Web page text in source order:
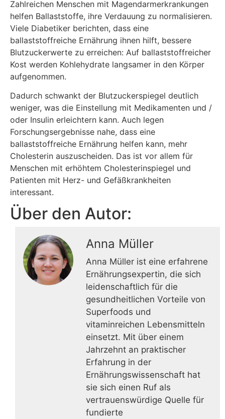
Zahlreichen Menschen mit Magendarmerkrankungen
helfen Ballaststoffe, ihre Verdauung zu normalisieren.
Viele Diabetiker berichten, dass eine
ballaststoffreiche Ernährung ihnen hilft, bessere
Blutzuckerwerte zu erreichen: Auf ballaststoffreicher
Kost werden Kohlehydrate langsamer in den Körper
aufgenommen.
Dadurch schwankt der Blutzuckerspiegel deutlich
weniger, was die Einstellung mit Medikamenten und /
oder Insulin erleichtern kann. Auch legen
Forschungsergebnisse nahe, dass eine
ballaststoffreiche Ernährung helfen kann, mehr
Cholesterin auszuscheiden. Das ist vor allem für
Menschen mit erhöhtem Cholesterinspiegel und
Patienten mit Herz- und Gefäßkrankheiten
interessant.
Über den Autor:
Anna Müller
Anna Müller ist eine erfahrene
Ernährungsexpertin, die sich
leidenschaftlich für die
gesundheitlichen Vorteile von
Superfoods und
vitaminreichen Lebensmitteln
einsetzt. Mit über einem
Jahrzehnt an praktischer
Erfahrung in der
Ernährungswissenschaft hat
sie sich einen Ruf als
vertrauenswürdige Quelle für
fundierte